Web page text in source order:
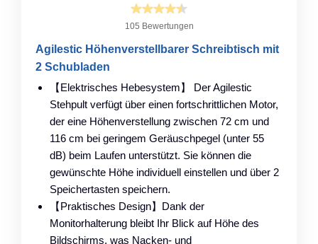
105 Bewertungen
Agilestic Höhenverstellbarer Schreibtisch mit
2 Schubladen
【Elektrisches Hebesystem】 Der Agilestic
Stehpult verfügt über einen fortschrittlichen Motor,
der eine Höhenverstellung zwischen 72 cm und
116 cm bei geringem Geräuschpegel (unter 55
dB) beim Laufen unterstützt. Sie können die
gewünschte Höhe individuell einstellen und über 2
Speichertasten speichern.
【Praktisches Design】Dank der
Monitorhalterung bleibt Ihr Blick auf Höhe des
Bildschirms, was Nacken- und